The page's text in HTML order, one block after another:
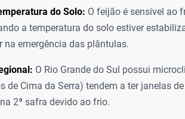
do Solo: O feijão é sensível ao
a temperatura do solo estiver
na emergência das plântulas.
O Rio Grande do Sul possui
de Cima da Serra) tendem a ter janelas
2ª safra devido ao frio.